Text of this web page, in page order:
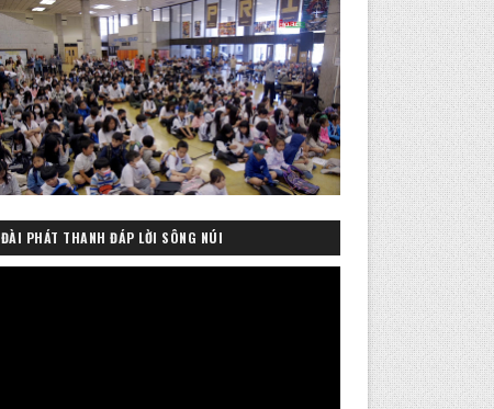
ĐÀI PHÁT THANH ĐÁP LỜI SÔNG NÚI